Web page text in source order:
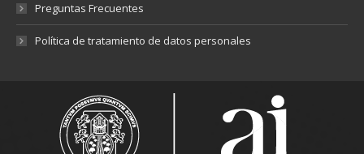
Preguntas Frecuentes
Política de tratamiento de datos personales